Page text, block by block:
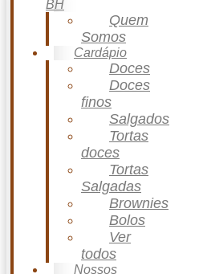
BH
Quem
Somos
Cardápio
Doces
Doces
finos
Salgados
Tortas
doces
Tortas
Salgadas
Brownies
Bolos
Ver
todos
Nossos